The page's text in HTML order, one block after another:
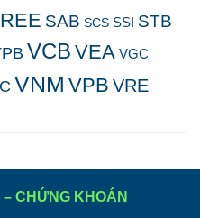
REE SAB SCS SSI STB
VCB VEA VGC
VNM VPB VRE
CHỨNG KHOÁN